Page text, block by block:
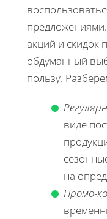
акций и скидок
обдуманный
пользу.
виде
на
Промо-